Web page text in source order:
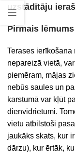
uzstādītāju
Pirmais
Terases
nepareizā vietā,
piemēram, mājas
nebūs saules un
karstumā var kļūt
dienvidrietumi.
vietu atbilstoši
jaukāks skats, kur
dārzu), kur ērtāk,